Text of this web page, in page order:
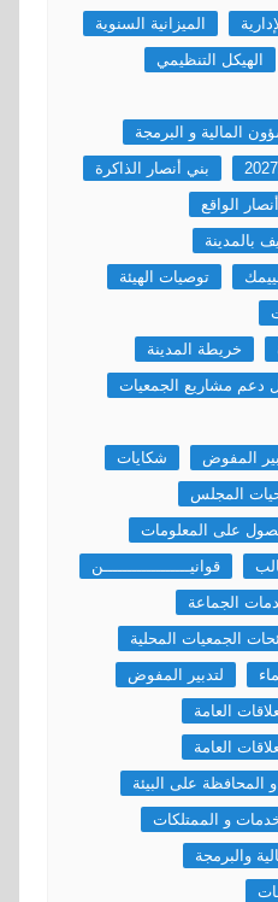
الميزانية السنوية
الهيكل التنظيمي
المالية و البرمجة
بني أنصار الذاكرة
الواقع
بالمدينة
توصيات الهيئة
خريطة المدينة
دعم مشاريع الجمعيات
المفوض
شكايات
المجلس
على المعلومات
قوانيــــــــــــــــــن
الجماعة
الجمعيات المحلية
لتدبير المفوض
العامة
العامة
المحافظة على البيئة
و الممتلكات
والبرمجة